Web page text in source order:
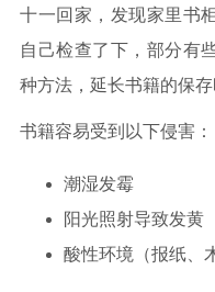
健康
归档
公益 404
十一回家，发现家里书
自己检查了下，部分有
种方法，延长书籍的保存
书籍容易受到以下侵害：
潮湿发霉
阳光照射导致发黄
酸性环境（报纸、